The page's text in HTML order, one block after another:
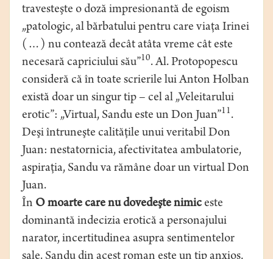
travesteşte o doză impresionantă de egoism
„patologic, al bărbatului pentru care viaţa Irinei
(…) nu contează decât atâta vreme cât este
necesară capriciului său”10. Al. Protopopescu
consideră că în toate scrierile lui Anton Holban
există doar un singur tip – cel al „Veleitarului
erotic”: „Virtual, Sandu este un Don Juan”11.
Deşi întruneşte calităţile unui veritabil Don
Juan: nestatornicia, afectivitatea ambulatorie,
aspiraţia, Sandu va rămâne doar un virtual Don
Juan.
În O moarte care nu dovedeşte nimic este
dominantă indecizia erotică a personajului
narator, incertitudinea asupra sentimentelor